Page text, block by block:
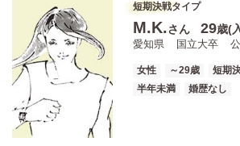
短期決戦タイプ
M.K.さん 29歳(
愛知県 国立大卒
女性 ～29歳 短期
半年未満
婚歴なし